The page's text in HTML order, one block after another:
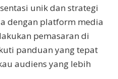
unik dan strategi
dengan platform media
pemasaran di
panduan yang tepat
audiens yang lebih